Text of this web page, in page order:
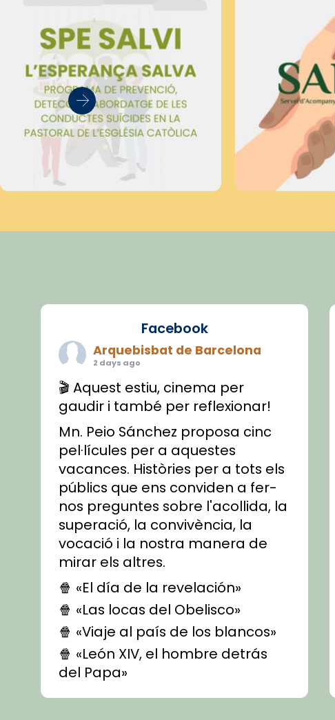
Facebook
Arquebisbat de Barcelona
2 days ago
🎬 Aquest estiu, cinema per
gaudir i també per reflexionar!
Mn. Peio Sánchez proposa cinc
pel·lícules per a aquestes
vacances. Històries per a tots els
públics que ens conviden a fer-
nos preguntes sobre l'acollida, la
superació, la convivència, la
vocació i la nostra manera de
mirar els altres.
🍿 «El día de la revelación»
🍿 «Las locas del Obelisco»
🍿 «Viaje al país de los blancos»
🍿 «León XIV, el hombre detrás
del Papa»
🍿 «Las ovejas detectives»